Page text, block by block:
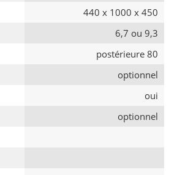
440 x 1000 x 450
6,7 ou 9,3
postérieure 80
optionnel
oui
optionnel